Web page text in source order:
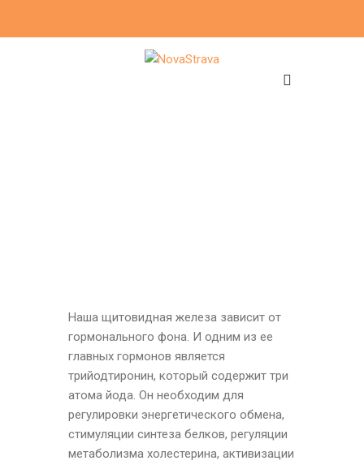
Наша щитовидная железа зависит от
гормонального фона. И одним из ее
главных гормонов является
трийодтиронин, который содержит три
атома йода. Он необходим для
регулировки энергетического обмена,
стимуляции синтеза белков, регуляции
метаболизма холестерина, активизации